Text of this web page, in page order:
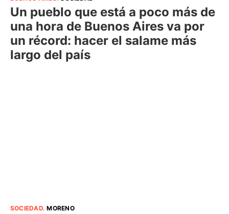
Un pueblo que está a poco más de
una hora de Buenos Aires va por
un récord: hacer el salame más
largo del país
SOCIEDAD.MORENO